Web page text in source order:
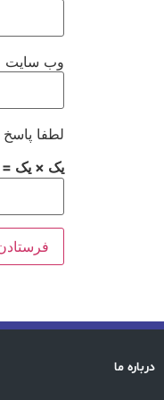
وب‌ سایت
لطفا پاسخ
یک × یک =
درباره ما